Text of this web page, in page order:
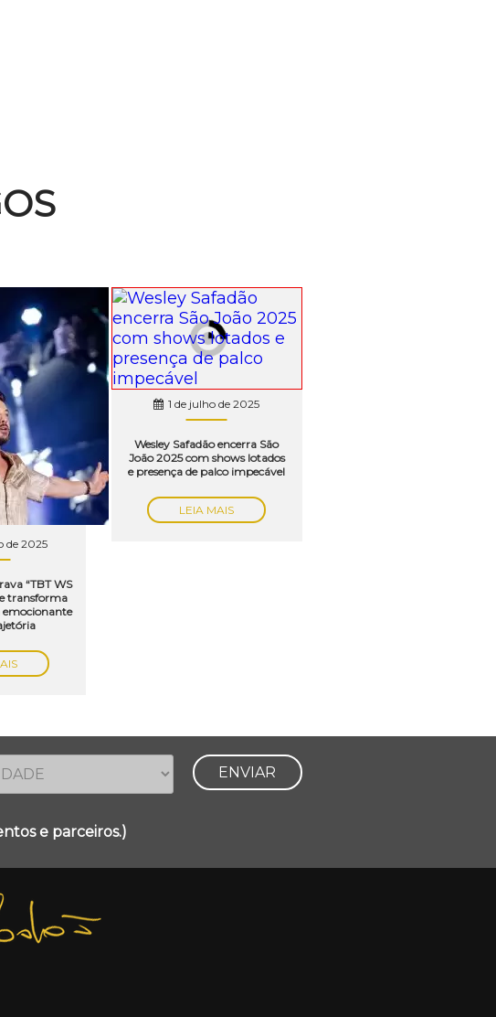
de 2025
“TBT WS
transforma
1 de julho de 2025
Wesley Safadão encerra São
João 2025 com shows lotados
e presença de palco impecável
LEIA MAIS
e parceiros.)